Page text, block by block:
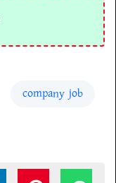
company job